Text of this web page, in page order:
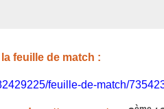
feuille de match :
feuille-de-match/